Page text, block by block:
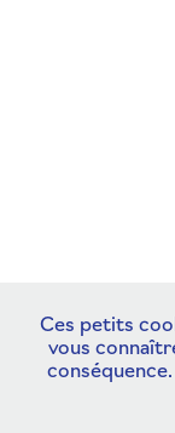
Ces petits
vous